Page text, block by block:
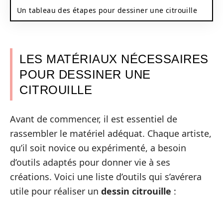
Un tableau des étapes pour dessiner une citrouille
LES MATÉRIAUX NÉCESSAIRES
POUR DESSINER UNE
CITROUILLE
Avant de commencer, il est essentiel de
rassembler le matériel adéquat. Chaque artiste,
qu’il soit novice ou expérimenté, a besoin
d’outils adaptés pour donner vie à ses
créations. Voici une liste d’outils qui s’avérera
utile pour réaliser un dessin citrouille :